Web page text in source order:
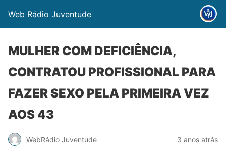
Web Rádio Juventude
MULHER COM DEFICIÊNCIA,
CONTRATOU PROFISSIONAL PARA
FAZER SEXO PELA PRIMEIRA VEZ
AOS 43
WebRádio Juventude 3 anos atrás